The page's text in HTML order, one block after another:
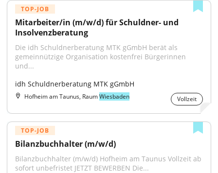
TOP-JOB
Mitarbeiter/in (m/w/d) für Schuldner- und
Insolvenzberatung
Die idh Schuldnerberatung MTK gGmbH berät als
gemeinnützige Organisation kostenfrei Bürgerinnen
und...
idh Schuldnerberatung MTK gGmbH
Hofheim am Taunus, RaumWiesbaden Vollzeit
TOP-JOB
Bilanzbuchhalter (m/w/d)
Bilanzbuchhalter (m/w/d) Hofheim am Taunus Vollzeit ab
sofort unbefristet JETZT BEWERBEN Die...